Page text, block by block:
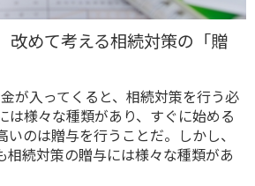
改めて考える相続対策の「贈
が入ってくると、相続対策を行う必
は様々な種類があり、すぐに始める
いのは贈与を行うことだ。しかし、
相続対策の贈与には様々な種類があ